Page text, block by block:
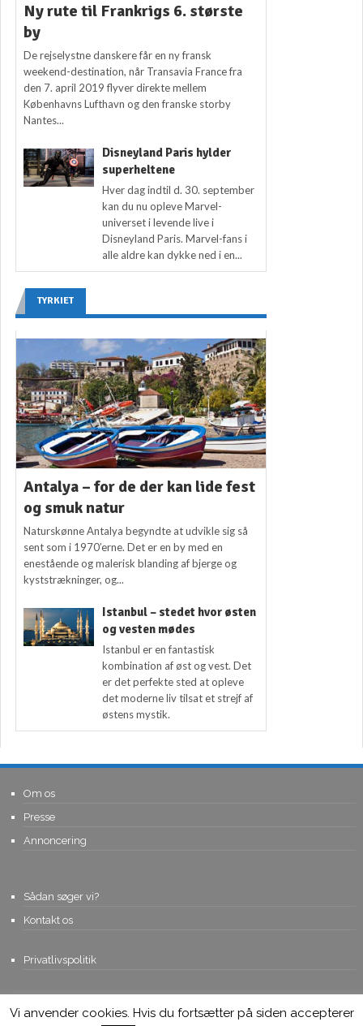
Ny rute til Frankrigs 6. største
by
De rejselystne danskere får en ny fransk
weekend-destination, når Transavia France fra
den 7. april 2019 flyver direkte mellem
Københavns Lufthavn og den franske storby
Nantes...
Disneyland Paris hylder
superheltene
Hver dag indtil d. 30. september
kan du nu opleve Marvel-
universet i levende live i
Disneyland Paris. Marvel-fans i
alle aldre kan dykke ned i en...
TYRKIET
Antalya – for de der kan lide fest
og smuk natur
Naturskønne Antalya begyndte at udvikle sig så
sent som i 1970’erne. Det er en by med en
enestående og malerisk blanding af bjerge og
kyststrækninger, og...
Istanbul – stedet hvor østen
og vesten mødes
Istanbul er en fantastisk
kombination af øst og vest. Det
er det perfekte sted at opleve
det moderne liv tilsat et strejf af
østens mystik.
Om os
Presse
Annoncering
Sådan søger vi?
Kontakt os
Privatlivspolitik
© Copyright 2015, Viviro.com ApS- Alle rettigheder forbeholdes. Vi
Vi anvender cookies. Hvis du fortsætter på siden accepterer